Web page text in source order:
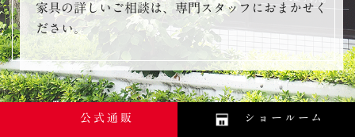
家具の詳しいご相談は、専門スタッフにおまかせく
ださい。
ショールーム
公式通販